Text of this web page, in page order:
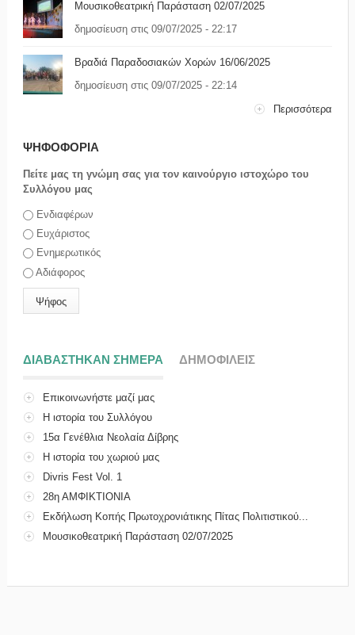
Μουσικοθεατρική Παράσταση 02/07/2025
δημοσίευση στις 09/07/2025 - 22:17
Βραδιά Παραδοσιακών Χορών 16/06/2025
δημοσίευση στις 09/07/2025 - 22:14
Περισσότερα
ΨΗΦΟΦΟΡΙΑ
Πείτε μας τη γνώμη σας για τον καινούργιο ιστοχώρο του
Συλλόγου μας
Επιλογές
Ενδιαφέρων
Ευχάριστος
Ενημερωτικός
Αδιάφορος
ΔΙΑΒΑΣΤΗΚΑΝ ΣΗΜΕΡΑ (ΕΝΕΡΓΗ ΚΑΡΤΕΛΑ)
ΔΗΜΟΦΙΛΕΙΣ
Επικοινωνήστε μαζί μας
Η ιστορία του Συλλόγου
15α Γενέθλια Νεολαία Δίβρης
Η ιστορία του χωριού μας
Divris Fest Vol. 1
28η ΑΜΦΙΚΤΙΟΝΙΑ
Εκδήλωση Κοπής Πρωτοχρονιάτικης Πίτας Πολιτιστικού...
Μουσικοθεατρική Παράσταση 02/07/2025